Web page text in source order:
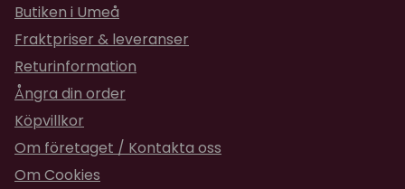
Butiken i Umeå
Fraktpriser & leveranser
Returinformation
Ångra din order
Köpvillkor
Om företaget / Kontakta oss
Om Cookies